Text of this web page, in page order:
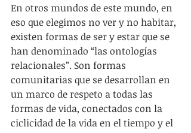
En otros mundos de este mundo, en
eso que elegimos no ver y no habitar,
existen formas de ser y estar que se
han denominado “las ontologías
relacionales”. Son formas
comunitarias que se desarrollan en
un marco de respeto a todas las
formas de vida, conectados con la
ciclicidad de la vida en el tiempo y el